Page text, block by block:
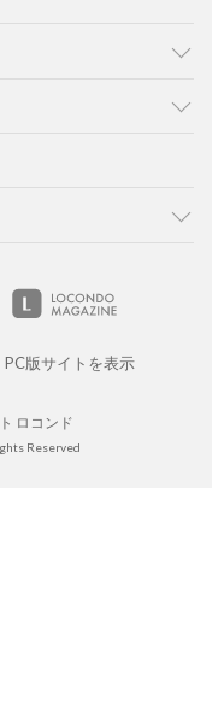
PC版サイトを表示
ロコンド
Reserved